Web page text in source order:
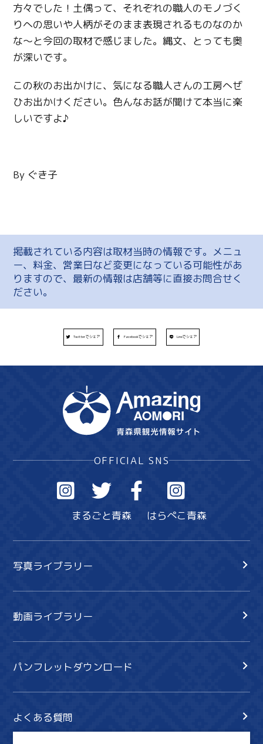
方々でした！土偶って、それぞれの職人のモノづく
りへの思いや人柄がそのまま表現されるものなのか
な～と今回の取材で感じました。縄文、とっても奥
が深いです。
この秋のお出かけに、気になる職人さんの工房へぜ
ひお出かけください。色んなお話が聞けて本当に楽
しいですよ♪
By ぐき子
掲載されている内容は取材当時の情報です。メニュ
ー、料金、営業日など変更になっている可能性があ
りますので、最新の情報は店舗等に直接お問合せく
ださい。
Twitterでシェア Facebookでシェア Lineでシェア
OFFICIAL SNS
まるごと青森 はらぺこ青森
写真ライブラリー
動画ライブラリー
パンフレットダウンロード
よくある質問